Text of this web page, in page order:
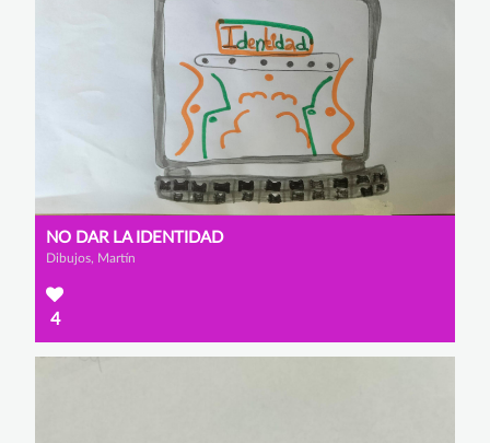
NO DAR LA IDENTIDAD
Dibujos, Martín
4